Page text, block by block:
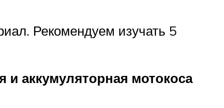
Рекомендуем изучать 5
и аккумуляторная мотокоса